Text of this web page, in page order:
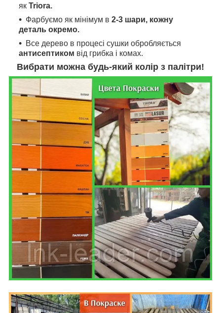
як Triora.
Фарбуємо як мінімум в 2-3 шари, кожну
деталь окремо.
Все дерево в процесі сушки обробляється
антисептиком від грибка і комах.
Вибрати можна будь-який колір з палітри!